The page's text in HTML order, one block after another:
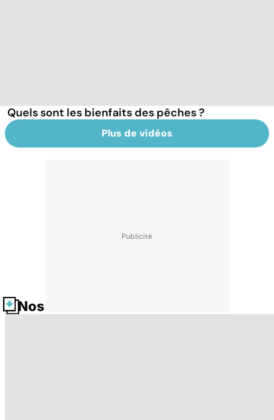
Quels sont les bienfaits des pêches ?
Plus de vidéos
Nos fiches santé